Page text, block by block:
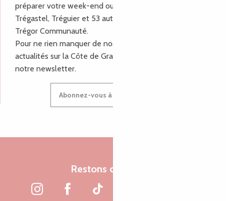
préparer votre week-end ou vos vacances à Lannion,
Trégastel, Tréguier et 53 autres communes de Lannion-
Trégor Communauté.
Pour ne rien manquer de nos bons plans et nos
actualités sur la Côte de Granit Rose, inscrivez-vous à
notre newsletter.
Abonnez-vous à notre newsletter
Restons connectés